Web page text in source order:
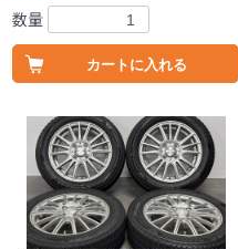
数量
カートに入れる